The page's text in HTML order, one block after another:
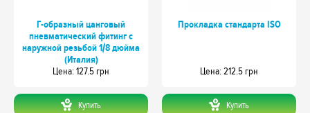
Г-образный цанговый
пневматический фитинг с
наружной резьбой 1/8 дюйма
(Италия)
Цeна: 127.5 грн
Купить
Прокладка стандарта ISO
Цeна: 212.5 грн
Купить